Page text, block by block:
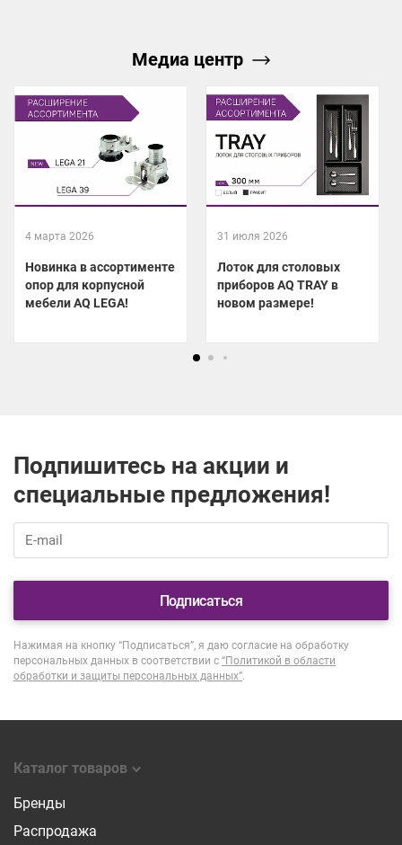
Медиа центр
4 марта 2026
Новинка в ассортименте
опор для корпусной
мебели AQ LEGA!
31 июля 2026
Лоток для столовых
приборов AQ TRAY в
новом размере!
Подпишитесь на акции и
специальные предложения!
Подписаться
Нажимая на кнопку “Подписаться”, я даю согласие на обработку
персональных данных в соответствии с “Политикой в области
обработки и защиты персональных данных”.
Каталог товаров
Бренды
Распродажа